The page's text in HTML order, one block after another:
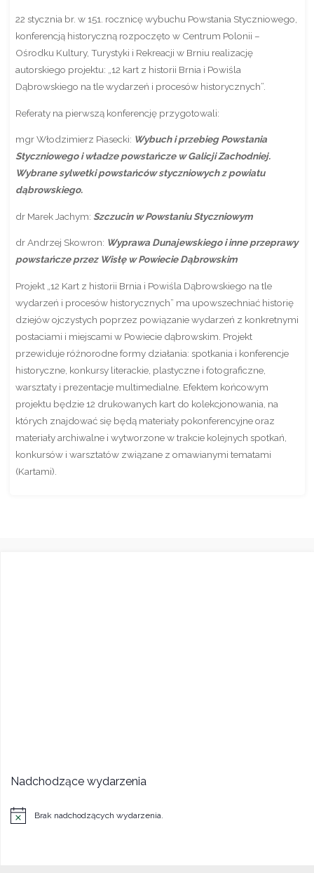
22 stycznia br. w 151. rocznicę wybuchu Powstania Styczniowego,
konferencją historyczną rozpoczęto w Centrum Polonii –
Ośrodku Kultury, Turystyki i Rekreacji w Brniu realizację
autorskiego projektu: „12 kart z historii Brnia i Powiśla
Dąbrowskiego na tle wydarzeń i procesów historycznych”.
Referaty na pierwszą konferencję przygotowali:
mgr Włodzimierz Piasecki: Wybuch i przebieg Powstania
Styczniowego i władze powstańcze w Galicji Zachodniej.
Wybrane sylwetki powstańców styczniowych z powiatu
dąbrowskiego.
dr Marek Jachym: Szczucin w Powstaniu Styczniowym
dr Andrzej Skowron: Wyprawa Dunajewskiego i inne przeprawy
powstańcze przez Wisłę w Powiecie Dąbrowskim
Projekt „12 Kart z historii Brnia i Powiśla Dąbrowskiego na tle
wydarzeń i procesów historycznych” ma upowszechniać historię
dziejów ojczystych poprzez powiązanie wydarzeń z konkretnymi
postaciami i miejscami w Powiecie dąbrowskim. Projekt
przewiduje różnorodne formy działania: spotkania i konferencje
historyczne, konkursy literackie, plastyczne i fotograficzne,
warsztaty i prezentacje multimedialne. Efektem końcowym
projektu będzie 12 drukowanych kart do kolekcjonowania, na
których znajdować się będą materiały pokonferencyjne oraz
materiały archiwalne i wytworzone w trakcie kolejnych spotkań,
konkursów i warsztatów związane z omawianymi tematami
(Kartami).
Nadchodzące wydarzenia
Powiadomienie
Brak nadchodzących wydarzenia.